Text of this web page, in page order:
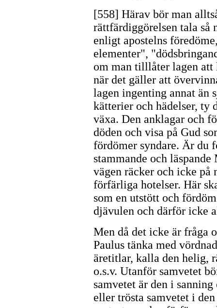
[558] Härav bör man
rättfärdiggörelsen tala så
enligt apostelns
elementer",
om man tilllåter lagen att
när det gäller att
lagen ingenting annat än
kätterier och hädelser, ty
växa. Den anklagar och
döden och visa på Gud
fördömer syndare. Är du
stammande och
vägen räcker och icke på
förfärliga hotelser. Här
som en utstött och
djävulen och därför icke
Men då det icke är fråga
Paulus tänka med
äretitlar, kalla den helig,
o.s.v. Utanför samvetet
samvetet är den i
eller trösta samvetet i